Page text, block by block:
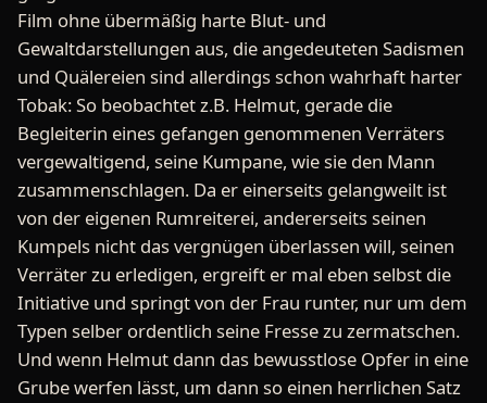
Film ohne übermäßig harte Blut- und
Gewaltdarstellungen aus, die angedeuteten Sadismen
und Quälereien sind allerdings schon wahrhaft harter
Tobak: So beobachtet z.B. Helmut, gerade die
Begleiterin eines gefangen genommenen Verräters
vergewaltigend, seine Kumpane, wie sie den Mann
zusammenschlagen. Da er einerseits gelangweilt ist
von der eigenen Rumreiterei, andererseits seinen
Kumpels nicht das vergnügen überlassen will, seinen
Verräter zu erledigen, ergreift er mal eben selbst die
Initiative und springt von der Frau runter, nur um dem
Typen selber ordentlich seine Fresse zu zermatschen.
Und wenn Helmut dann das bewusstlose Opfer in eine
Grube werfen lässt, um dann so einen herrlichen Satz